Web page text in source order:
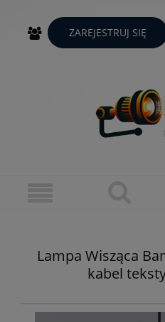
ZAREJESTRUJ SIĘ
Lampa Wisząca
kabel